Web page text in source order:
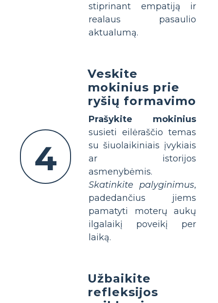
stiprinant empatiją ir
realaus pasaulio
aktualumą.
4
Veskite
mokinius prie
ryšių formavimo
Prašykite mokinius
susieti eilėraščio temas
su šiuolaikiniais įvykiais
ar istorijos
asmenybėmis.
Skatinkite palyginimus,
padedančius jiems
pamatyti moterų aukų
ilgalaikį poveikį per
laiką.
Užbaikite
refleksijos